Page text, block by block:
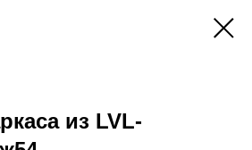
из LVL-